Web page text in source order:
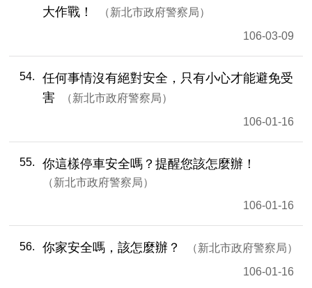
大作戰！
新北市政府警察局
106-03-09
54
任何事情沒有絕對安全，只有小心才能避免受
害
新北市政府警察局
106-01-16
55 你這樣停車安全嗎？提醒您該怎麼辦！
新北市政府警察局
106-01-16
56 你家安全嗎，該怎麼辦？
新北市政府警察局
106-01-16